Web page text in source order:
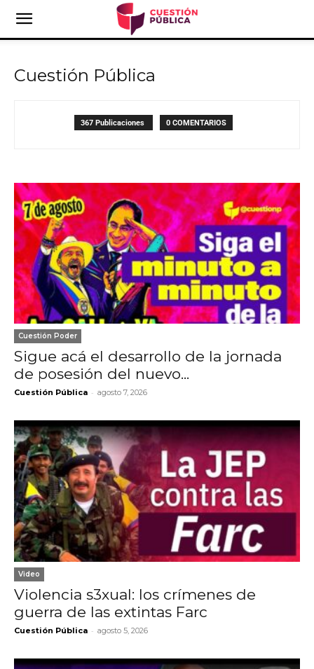
Cuestión Pública
367 Publicaciones 0 COMENTARIOS
Cuestión Poder
Sigue acá el desarrollo de la jornada
de posesión del nuevo...
Cuestión Pública - agosto 7, 2026
Video
Violencia s3xual: los crímenes de
guerra de las extintas Farc
Cuestión Pública - agosto 5, 2026